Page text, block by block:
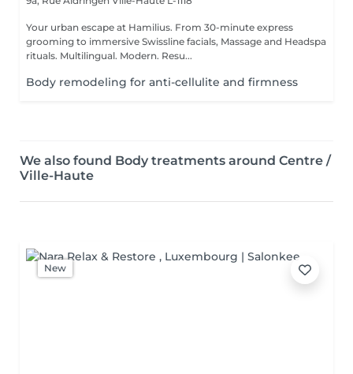
Your urban escape at Hamilius. From 30-minute express
grooming to immersive Swissline facials, Massage and Headspa
rituals. Multilingual. Modern. Resu...
Body remodeling for anti-cellulite and firmness
We also found Body treatments around Centre /
Ville-Haute
New